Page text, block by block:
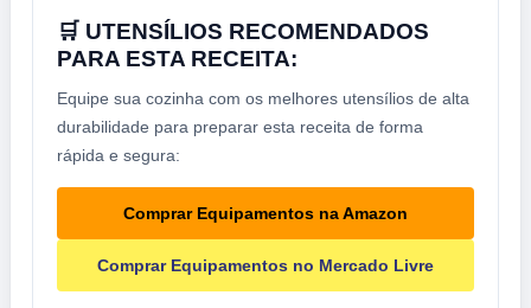
🛒 UTENSÍLIOS RECOMENDADOS
PARA ESTA RECEITA:
Equipe sua cozinha com os melhores utensílios de alta
durabilidade para preparar esta receita de forma
rápida e segura:
Comprar Equipamentos na Amazon
Comprar Equipamentos no Mercado Livre